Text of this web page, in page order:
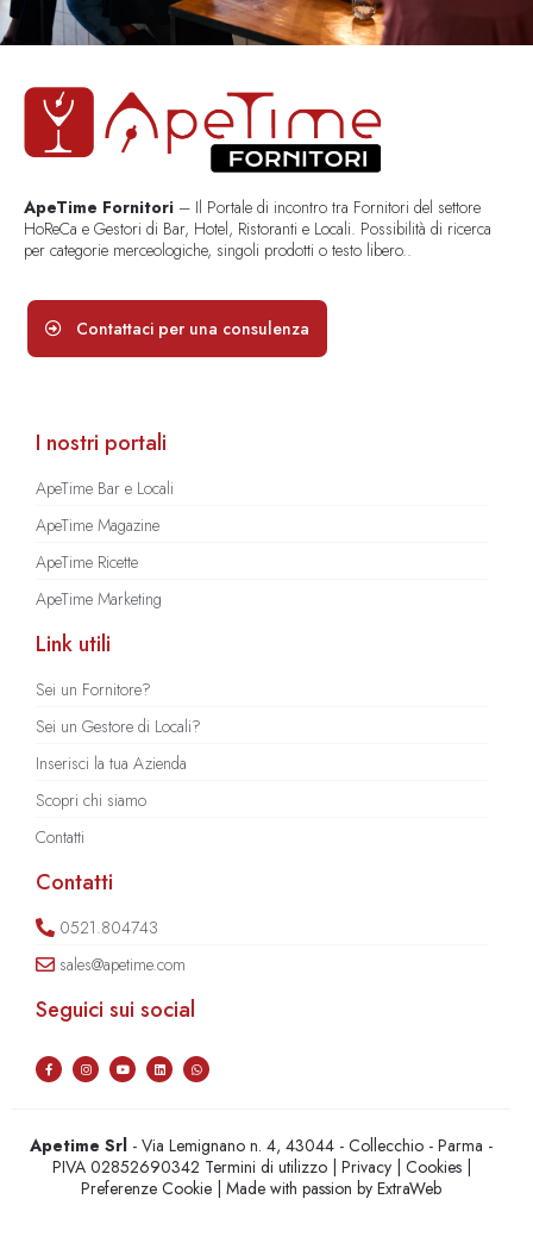
ApeTime Fornitori – Il Portale di incontro tra Fornitori del settore
HoReCa e Gestori di Bar, Hotel, Ristoranti e Locali. Possibilità di ricerca
per categorie merceologiche, singoli prodotti o testo libero..
Contattaci per una consulenza
I nostri portali
ApeTime Bar e Locali
ApeTime Magazine
ApeTime Ricette
ApeTime Marketing
Link utili
Sei un Fornitore?
Sei un Gestore di Locali?
Inserisci la tua Azienda
Scopri chi siamo
Contatti
Contatti
0521.804743
sales@apetime.com
Seguici sui social
Apetime Srl - Via Lemignano n. 4, 43044 - Collecchio - Parma -
PIVA 02852690342 Termini di utilizzo| Privacy| Cookies|
Preferenze Cookie | Made with passion byExtraWeb